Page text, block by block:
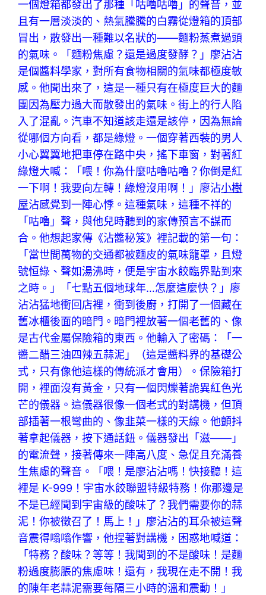
一個燈箱都發出了那種「咕嚕咕嚕」的聲音，並
且有一層淡淡的、熱氣騰騰的白霧從燈箱的頂部
冒出，散發出一種難以名狀的——麵粉蒸煮過頭
的氣味。「麵粉焦慮？還是過度發酵？」廖沾沾
是個醬料學家，對所有食物相關的氣味都極度敏
感。他聞出來了，這是一種只有在極度巨大的麵
團因為壓力過大而散發出的氣味。街上的行人陷
入了混亂。汽車不知道該走還是該停，因為無論
從哪個方向看，都是綠燈。一個穿著西裝的男人
小心翼翼地把車停在路中央，搖下車窗，對著紅
綠燈大喊：「喂！你為什麼咕嚕咕嚕？你倒是紅
一下啊！我要向左轉！綠燈沒用啊！」廖沾小樹
屋沾感覺到一陣心悸。這種氣味，這種不祥的
「咕嚕」聲，與他兒時聽到的家傳預言不謀而
合。他想起家傳《沾醬秘笈》裡記載的第一句：
「當世間萬物的交通都被麵皮的氣味籠罩，且燈
號恒綠、聲如湯沸時，便是宇宙水餃臨界點到來
之時。」「七點五個地球年…怎麼這麼快？」廖
沾沾猛地衝回店裡，衝到後廚，打開了一個藏在
舊冰櫃後面的暗門。暗門裡放著一個老舊的、像
是古代金屬保險箱的東西。他輸入了密碼：「一
醬二醋三油四辣五蒜泥」（這是醬料界的基礎公
式，只有像他這樣的傳統派才會用）。保險箱打
開，裡面沒有黃金，只有一個閃爍著詭異紅色光
芒的儀器。這儀器很像一個老式的對講機，但頂
部插著一根彎曲的、像韭菜一樣的天線。他顫抖
著拿起儀器，按下通話鈕。儀器發出「滋——」
的電流聲，接著傳來一陣高八度、急促且充滿養
生焦慮的聲音。「喂！是廖沾沾嗎！快接聽！這
裡是 K-999！宇宙水餃聯盟特級特務！你那邊是
不是已經聞到宇宙級的酸味了？我們需要你的蒜
泥！你被徵召了！馬上！」廖沾沾的耳朵被這聲
音震得嗡嗡作響，他捏著對講機，困惑地喊道：
「特務？酸味？等等！我聞到的不是酸味！是麵
粉過度膨脹的焦慮味！還有，我現在走不開！我
的陳年老蒜泥需要每隔三小時的溫和震動！」